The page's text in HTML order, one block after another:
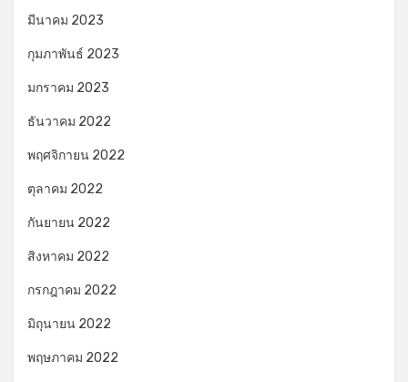
มีนาคม 2023
กุมภาพันธ์ 2023
มกราคม 2023
ธันวาคม 2022
พฤศจิกายน 2022
ตุลาคม 2022
กันยายน 2022
สิงหาคม 2022
กรกฎาคม 2022
มิถุนายน 2022
พฤษภาคม 2022